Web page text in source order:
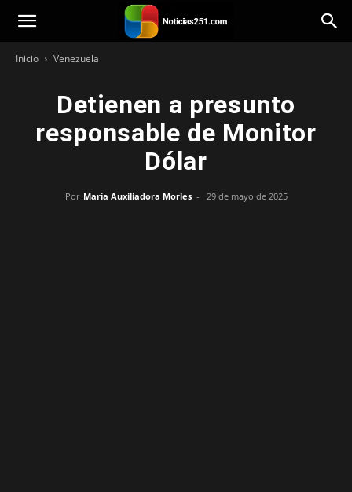
Noticias251
Inicio Venezuela
Detienen a presunto
responsable de Monitor
Dólar
Por María Auxiliadora Morles - 29 de mayo de 2025